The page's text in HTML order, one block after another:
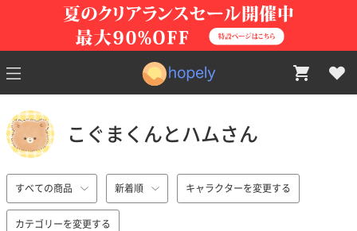
こぐまくんとハムさん
すべての商品 新着順 キャラクターを変更する
カテゴリーを変更する